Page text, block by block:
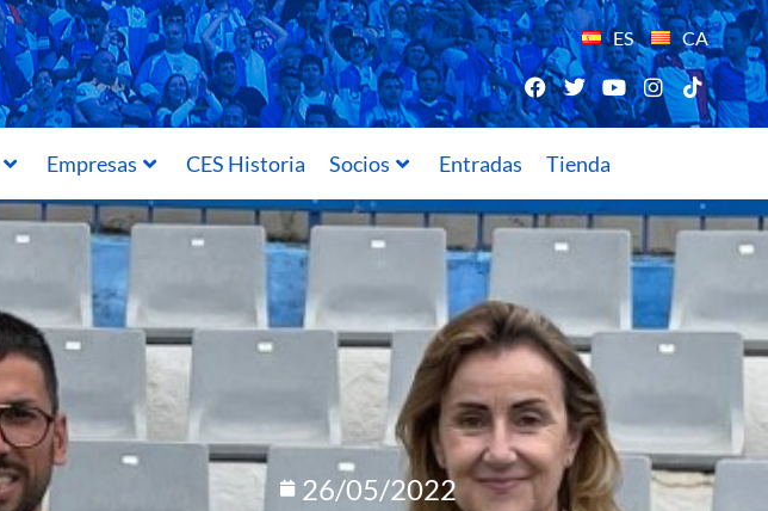
ES CA
Empresas CES Historia Socios Entradas Tienda
26/05/2022